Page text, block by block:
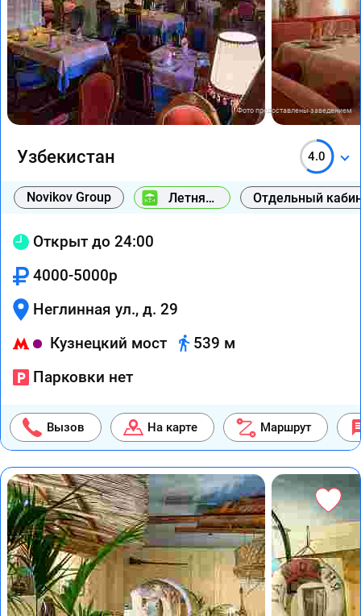
Фото предоставлены заведением
Узбекистан 4.0
Novikov Group
Летняя
веранда
Отдельный
Открыт до 24:00
4000-5000р
Неглинная ул., д. 29
Кузнецкий мост
539 м
Парковки нет
Вызов На карте Маршрут